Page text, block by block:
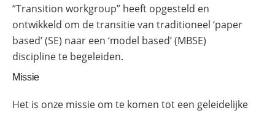
“Transition workgroup” heeft opgesteld en
ontwikkeld om de transitie van traditioneel ‘paper
based’ (SE) naar een ‘model based’ (MBSE)
discipline te begeleiden.
Missie
Het is onze missie om te komen tot een geleidelijke